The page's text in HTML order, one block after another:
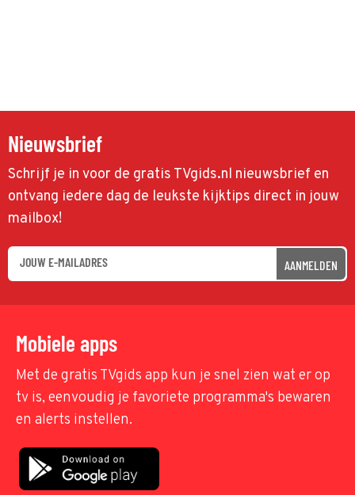
Nieuwsbrief
Schrijf je in voor de gratis TVgids.nl nieuwsbrief en
ontvang iedere dag de leukste kijktips direct in jouw
mailbox!
AANMELDEN
Mobiele apps
Met de gratis TVgids app kun je snel zien wat er op
tv is, eenvoudig je favoriete programma's bewaren
en alerts instellen.